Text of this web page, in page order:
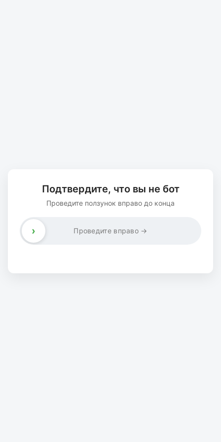
Подтвердите, что вы не бот
Проведите ползунок вправо до конца
Проведите вправо →
›